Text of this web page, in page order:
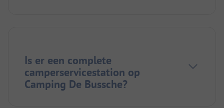
Is er een complete
camperservicestation op
Camping De Bussche?